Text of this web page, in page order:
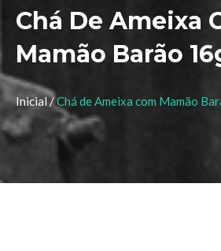
Chá De Ameixa
Mamão Barão
Inicial /Chá de Ameixa com Mamão